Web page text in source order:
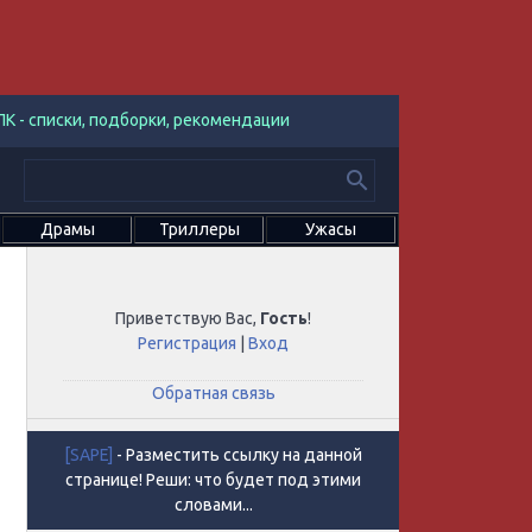
- списки, подборки, рекомендации
Драмы Триллеры Ужасы
Приветствую Вас, Гость!
Регистрация |Вход
Обратная связь
[SAPE] - Разместить ссылку на данной
странице! Реши: что будет под этими
словами...